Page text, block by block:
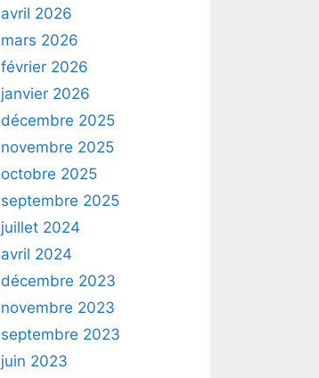
avril 2026
mars 2026
février 2026
janvier 2026
décembre 2025
novembre 2025
octobre 2025
septembre 2025
juillet 2024
avril 2024
décembre 2023
novembre 2023
septembre 2023
juin 2023